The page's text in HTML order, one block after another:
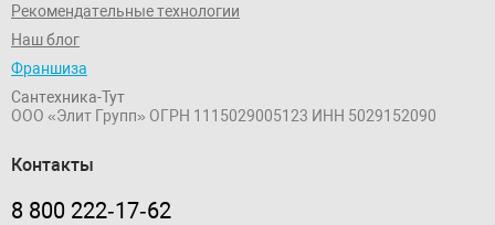
Рекомендательные технологии
Наш блог
Франшиза
Сантехника-Тут
ООО «Элит Групп» ОГРН 1115029005123 ИНН 5029152090
Контакты
8 800 222‑17‑62